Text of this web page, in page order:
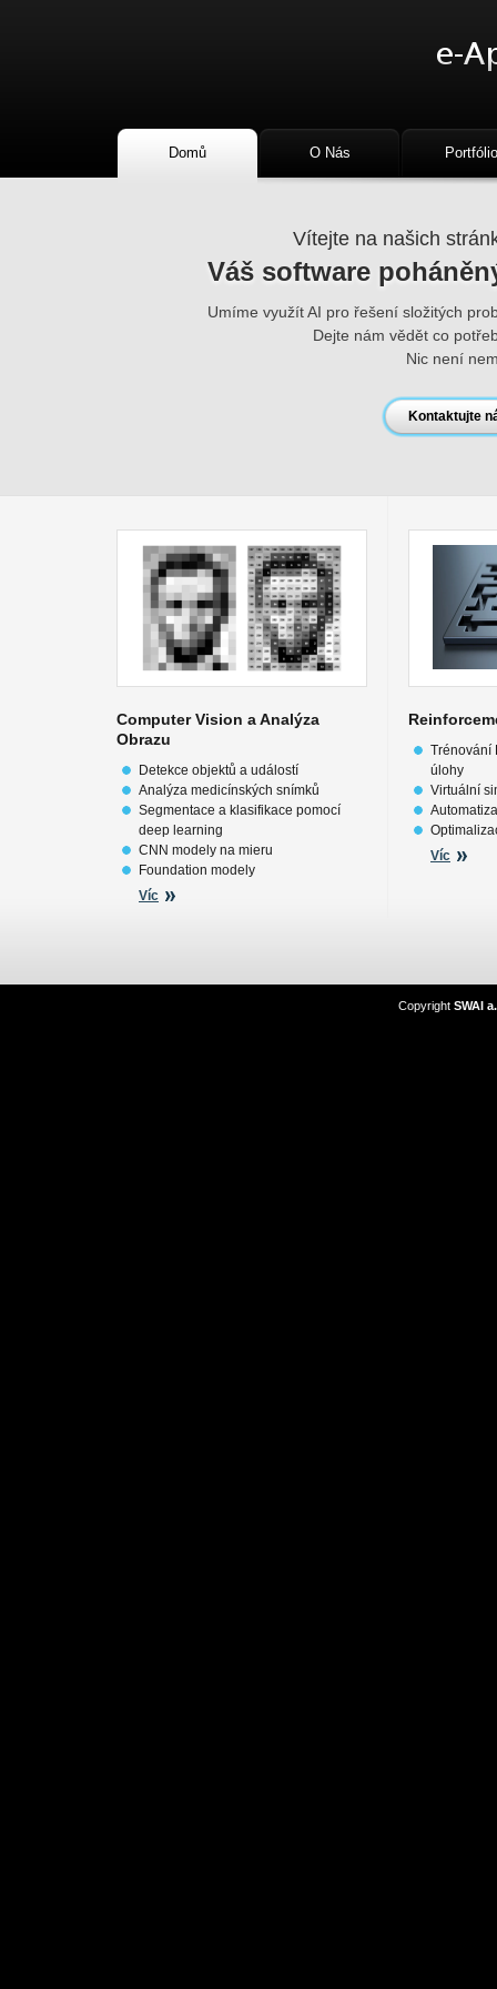
Domů O Nás Portfólio
Vítejte na našich
Váš software
Umíme využít AI pro řešení složitých
Dejte nám vědět co
Nic není
Kontaktujte
Computer Vision a Analýza
Obrazu
Detekce objektů a událostí
Analýza medicínských snímků
Segmentace a klasifikace pomocí
deep learning
CNN modely na mieru
Foundation modely
Víc
Trénování
úlohy
Virtuální
Víc
Copyright SWAI